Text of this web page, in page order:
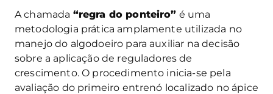
A chamada “regra do ponteiro” é uma
metodologia prática amplamente utilizada no
manejo do algodoeiro para auxiliar na decisão
sobre a aplicação de reguladores de
crescimento. O procedimento inicia-se pela
avaliação do primeiro entrenó localizado no ápice